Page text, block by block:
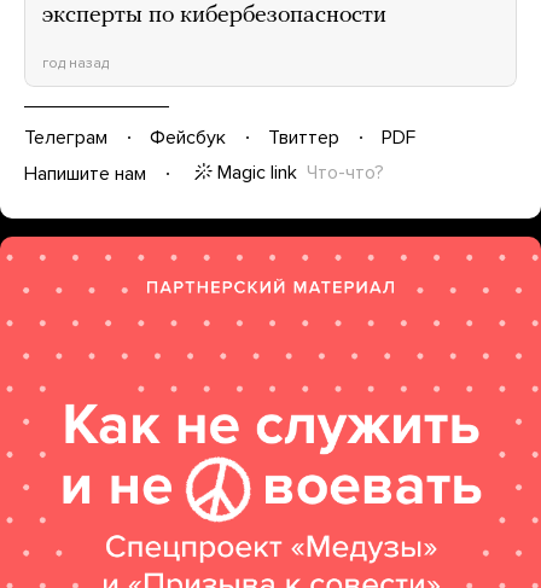
эксперты по кибербезопасности
год назад
Телеграм Фейсбук Твиттер
PDF
Напишите нам
Magic link Что-что?